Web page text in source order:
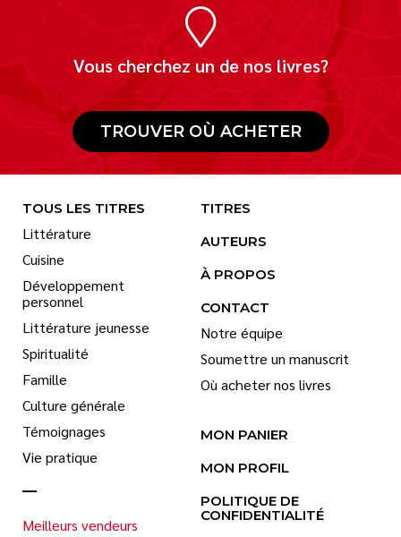
Vous cherchez un de nos livres?
TROUVER OÙ ACHETER
TOUS LES TITRES
Littérature
Cuisine
Développement
personnel
Littérature jeunesse
Spiritualité
Famille
Culture générale
Témoignages
Vie pratique
Meilleurs vendeurs
TITRES
AUTEURS
À PROPOS
CONTACT
Notre équipe
Soumettre un manuscrit
Où acheter nos livres
MON PANIER
MON PROFIL
POLITIQUE DE
CONFIDENTIALITÉ